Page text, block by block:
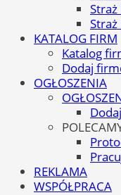
Straż
Straż
KATALOG FIRM
Katalog
Dodaj
OGŁOSZENIA
REKLAMA
WSPÓŁPRACA